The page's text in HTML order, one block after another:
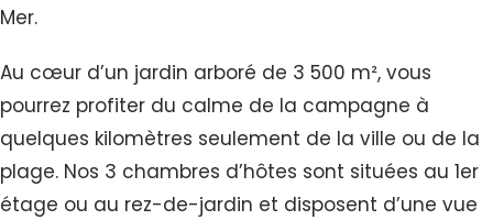
Mer.
Au cœur d’un jardin arboré de 3 500 m², vous
pourrez profiter du calme de la campagne à
quelques kilomètres seulement de la ville ou de la
plage. Nos 3 chambres d’hôtes sont situées au 1er
étage ou au rez-de-jardin et disposent d’une vue